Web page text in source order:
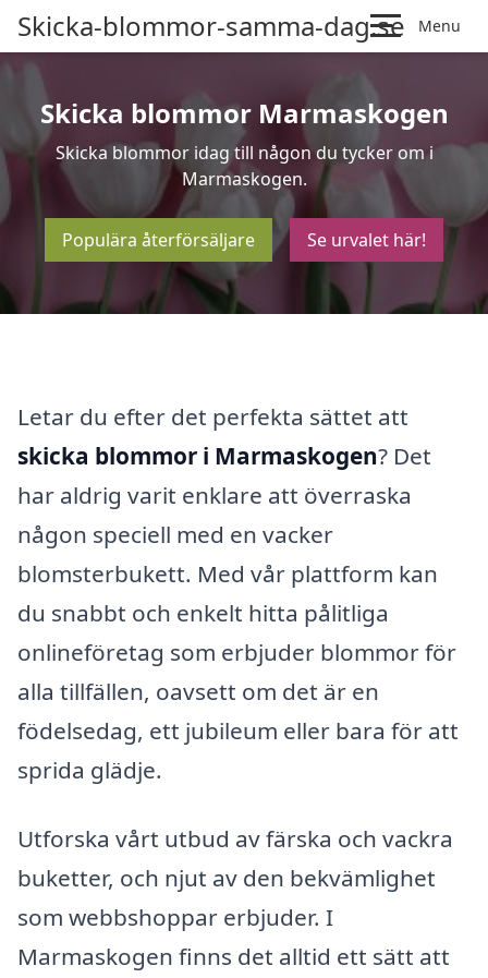
Skicka-blommor-samma-dag.se Menu
Skicka blommor Marmaskogen
Skicka blommor idag till någon du tycker om i
Marmaskogen.
Populära återförsäljare Se urvalet här!
Letar du efter det perfekta sättet att
skicka blommor i Marmaskogen? Det
har aldrig varit enklare att överraska
någon speciell med en vacker
blomsterbukett. Med vår plattform kan
du snabbt och enkelt hitta pålitliga
onlineföretag som erbjuder blommor för
alla tillfällen, oavsett om det är en
födelsedag, ett jubileum eller bara för att
sprida glädje.
Utforska vårt utbud av färska och vackra
buketter, och njut av den bekvämlighet
som webbshoppar erbjuder. I
Marmaskogen finns det alltid ett sätt att